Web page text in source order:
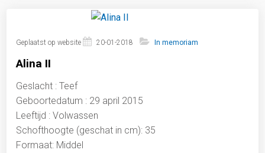
Geplaatst op website 20-01-2018 In memoriam
Alina II
Geslacht : Teef
Geboortedatum : 29 april 2015
Leeftijd : Volwassen
Schofthoogte (geschat in cm): 35
Formaat: Middel